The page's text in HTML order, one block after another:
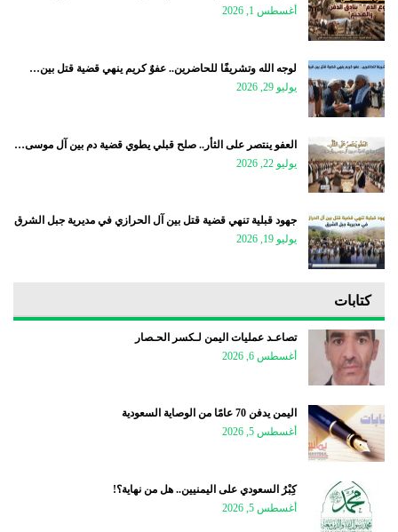
أغسطس 1, 2026
لوجه الله وتشريفًا للحاضرين.. عفوٌ كريم ينهي قضية قتل بين…
يوليو 29, 2026
العفو ينتصر على الثأر.. صلح قبلي يطوي قضية دم بين آل موسى…
يوليو 22, 2026
جهود قبلية تنهي قضية قتل بين آل الحرازي في مديرية جبل الشرق
يوليو 19, 2026
كتابات
تصاعـد عمليات اليمن لـكسر الحـصار
أغسطس 6, 2026
اليمن يدفن 70 عامًا من الوصاية السعودية
أغسطس 5, 2026
كِبْرُ السعودي على اليمنيين.. هل من نهاية؟!
أغسطس 5, 2026